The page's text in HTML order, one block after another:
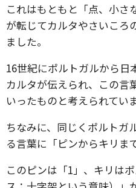
これはもともと「点、小さ
が転じてカルタやさいころ
ました。
16世紀にポルトガルから日
カルタが伝えられ、この言
いったものと考えられていま
ちなみに、同じくポルト
る言葉に「ピンからキリま
このピンは「1」、キリは